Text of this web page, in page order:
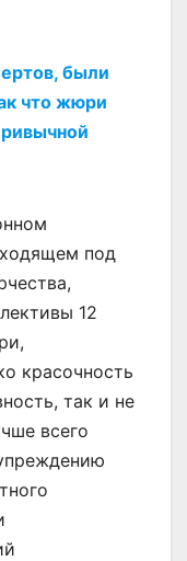
были
что жюри
под
12
красочность
так и не
всего